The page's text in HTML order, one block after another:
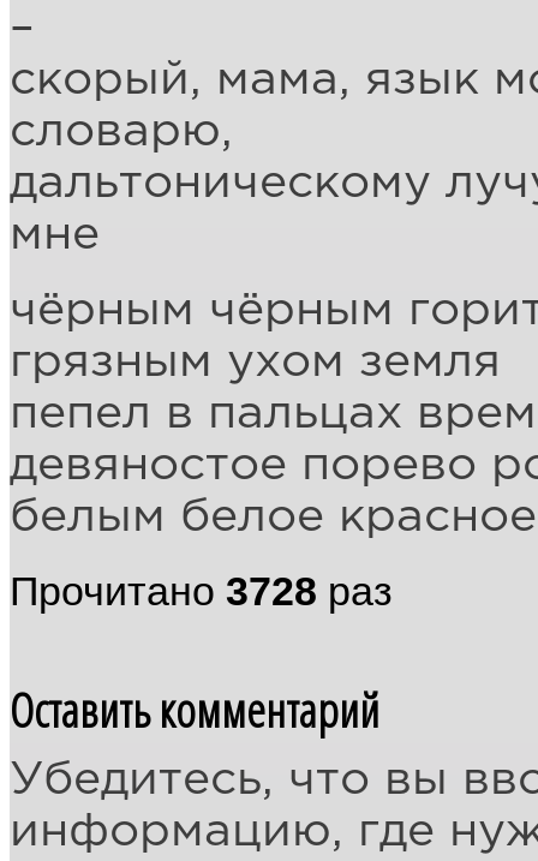
–
скорый, мама, язык
словарю,
дальтоническому
мне
чёрным чёрным
грязным ухом земля
пепел в пальцах
девяностое порево
белым белое
Прочитано 3728 раз
Оставить комментарий
Убедитесь, что вы
информацию, где